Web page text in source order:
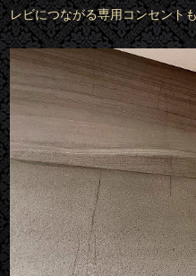
レビにつながる専用コンセント